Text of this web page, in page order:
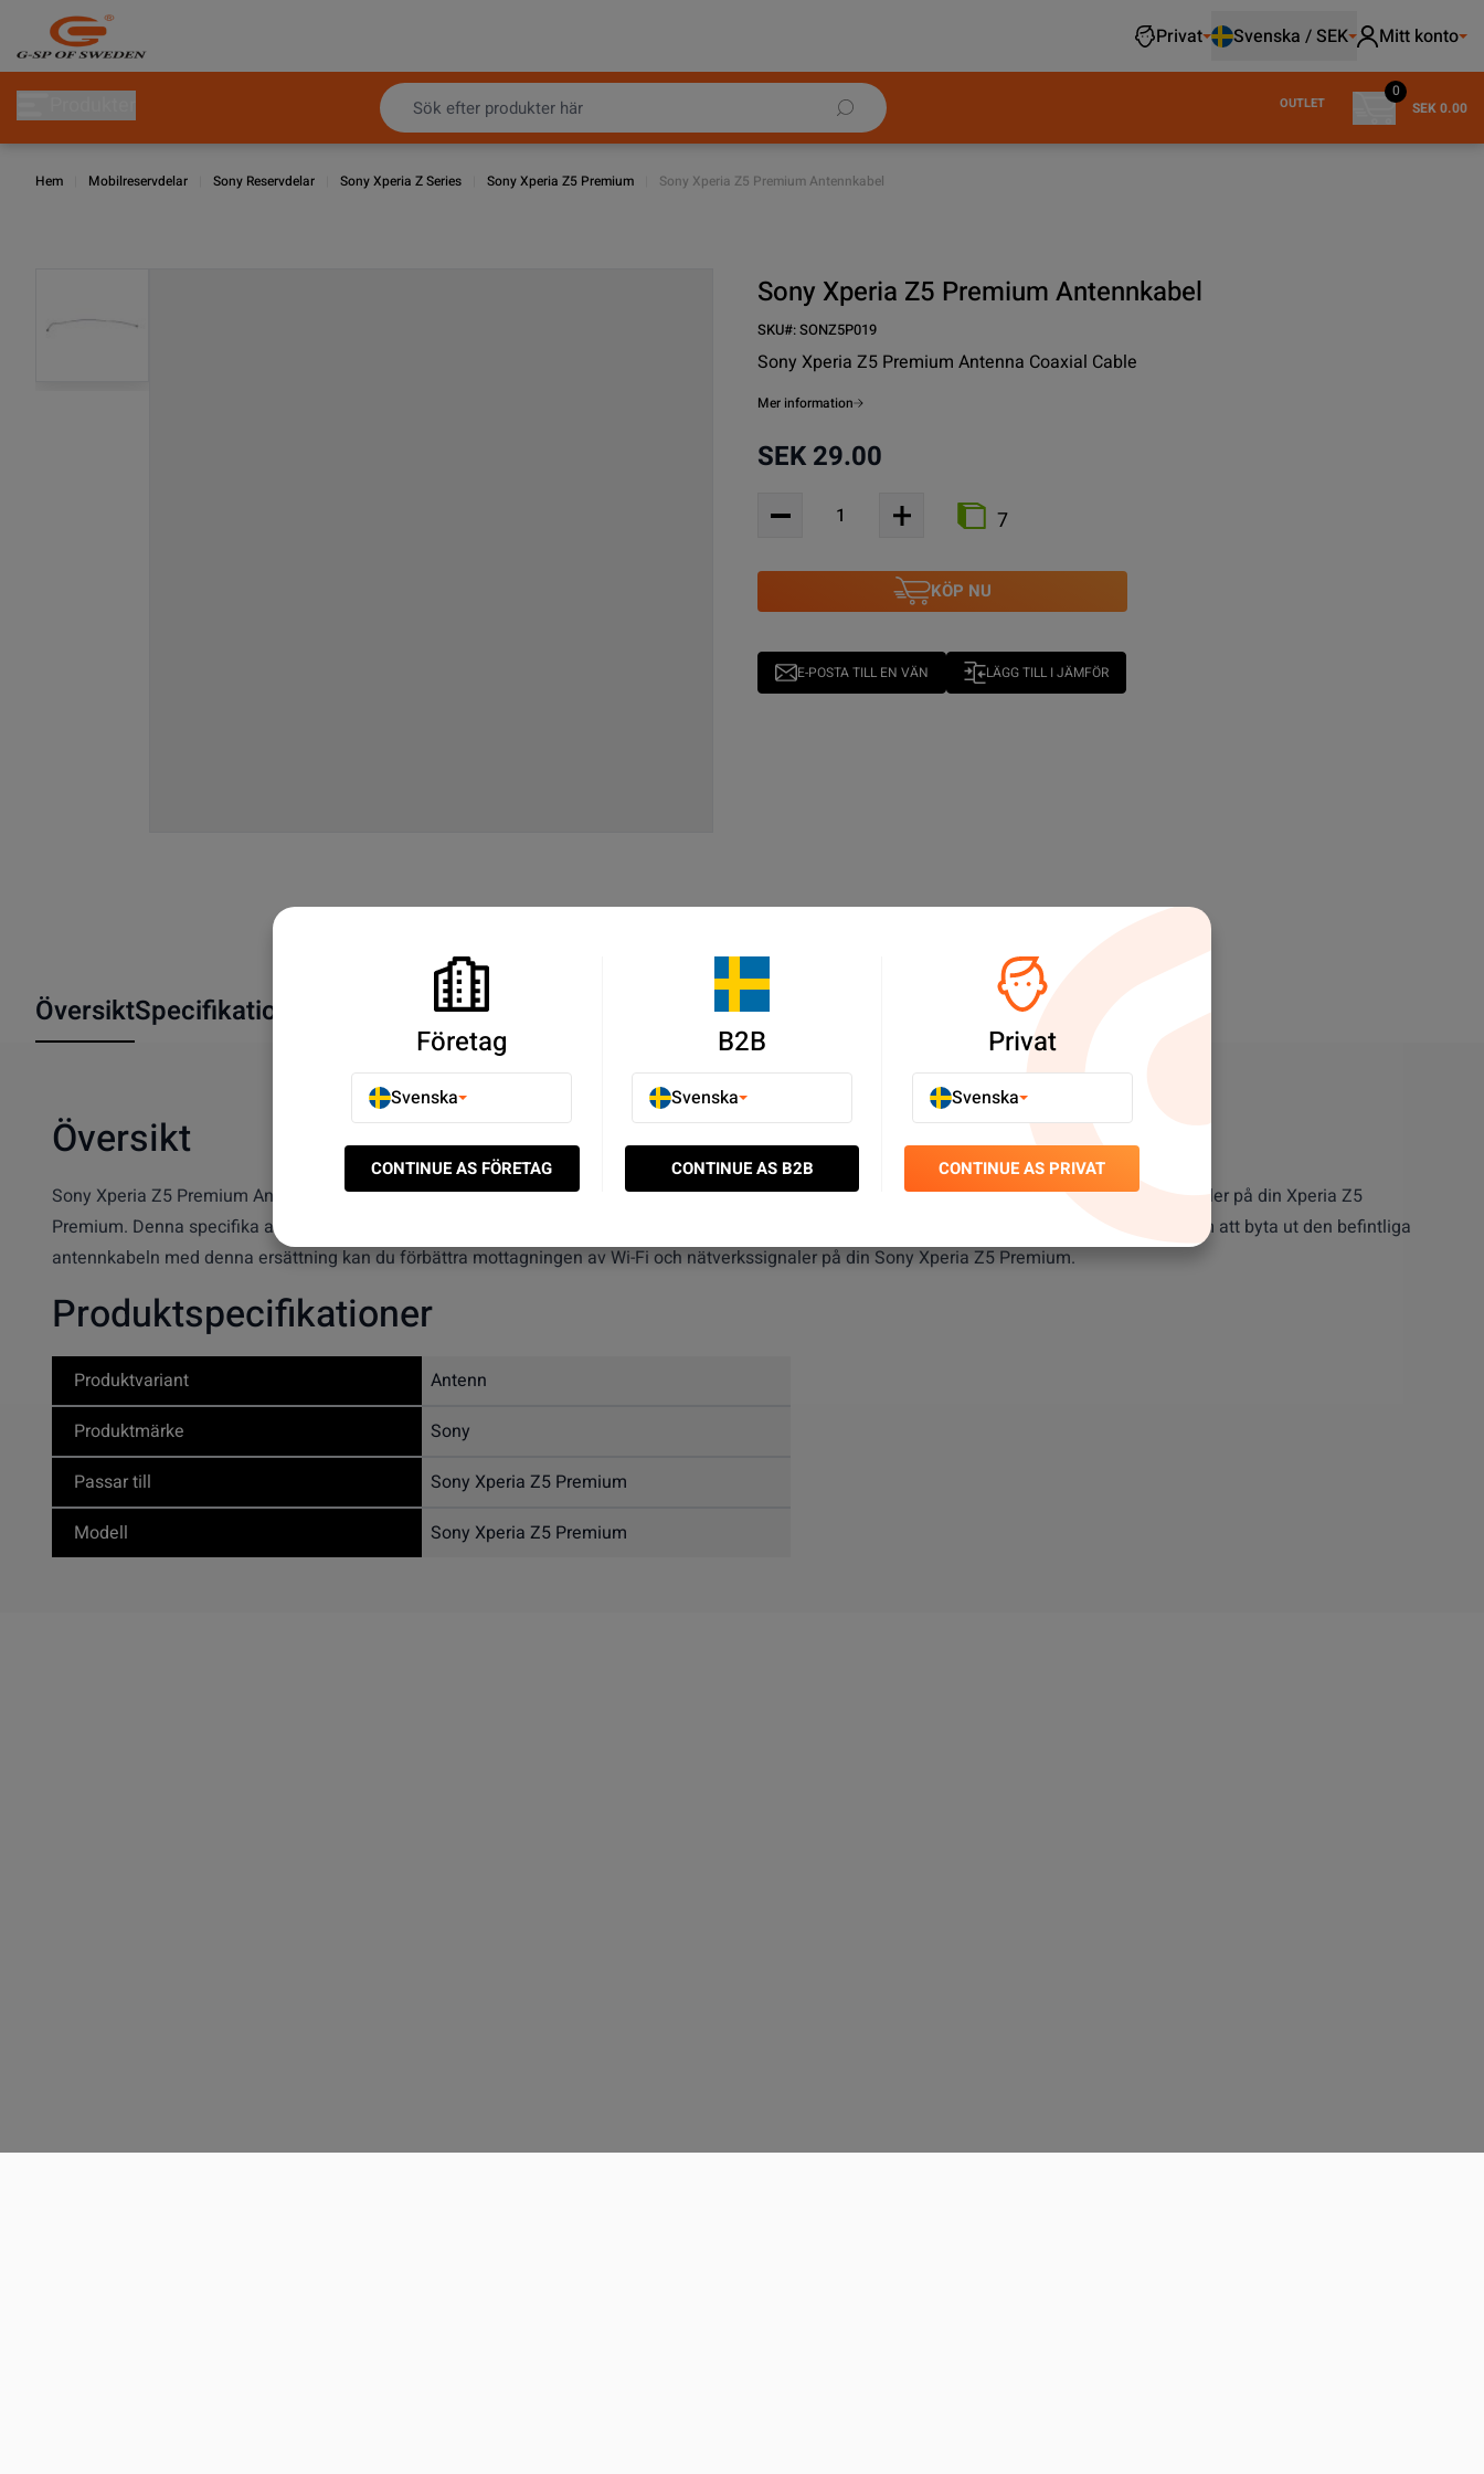
Hoppa till innehållet
Privat
Svenska / SEK Mitt konto
OUTLET
0
SEK 0.00
Hem Mobilreservdelar Sony Reservdelar Sony Xperia Z Series Sony Xperia Z5 Premium Sony Xperia Z5 Premium Antennkabel
Sony Xperia Z5 Premium Antennkabel
SKU#:SONZ5P019
Sony Xperia Z5 Premium Antenna Coaxial Cable
Mer information
SEK 29.00
7
KÖP NU
E-POSTA TILL EN VÄN LÄGG TILL I JÄMFÖR
ÖversiktSpecifikationer
Översikt
Sony Xperia Z5 Premium Antennkabel är en ersättningskabel som används för att förbättra eller återställa anslutningen för Wi-Fi och nätverkssignaler på din Xperia Z5
Premium. Denna specifika antennkabel är designad för enheten och spelar en viktig roll i att säkerställa en stark och stabil signalanslutning. Genom att byta ut den befintliga
antennkabeln med denna ersättning kan du förbättra mottagningen av Wi-Fi och nätverkssignaler på din Sony Xperia Z5 Premium.
Produktspecifikationer
Produktvariant
Antenn
Produktmärke
Sony
Passar till
Sony Xperia Z5 Premium
Modell
Sony Xperia Z5 Premium
Företag
Svenska
CONTINUE AS FÖRETAG
B2B
Svenska
CONTINUE AS B2B
Privat
Svenska
CONTINUE AS PRIVAT